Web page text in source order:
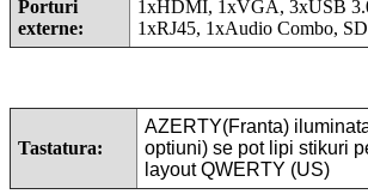
Porturi
externe:
1xHDMI, 1xVGA, 3xUSB
1xRJ45, 1xAudio Combo,
Tastatura:
AZERTY(Franta)
optiuni) se pot lipi stikuri
layout QWERTY (US)